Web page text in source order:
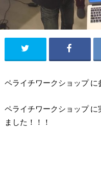
ペライチワークショップ に
ペライチワークショップ
ました！！！